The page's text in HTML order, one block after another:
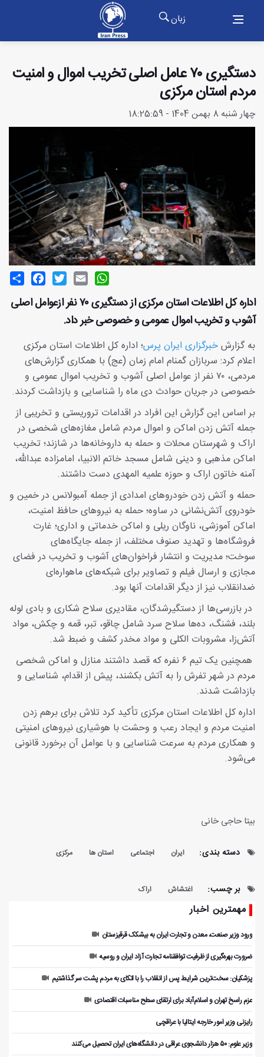
زبان
دستگیری ۷۰ عامل اصلی تخریب اموال و امنیت
مردم استان مرکزی
چهار شنبه 8 بهمن 1404 - 18:25:59
Share
FacebookTwitterEmail
WhatsApp
اداره کل اطلاعات استان مرکزی از دستگیری ۷۰ نفر ازعوامل اصلی
آشوب و تخریب اموال عمومی و خصوصی خبر داد.
به گزارشخبرگزاری ایران پرس؛ اداره کل اطلاعات استان مرکزی
اعلام کرد: سربازان گمنام امام زمان (عج) با همکاری گزارش‌های
مردمی، ۷۰ نفر از عوامل اصلی آشوب و تخریب اموال عمومی و
خصوصی در جریان حوادث دی ماه را شناسایی و بازداشت کردند.
بر اساس این گزارش این افراد در اقدامات تروریستی و تخریبی از
جمله آتش زدن اماکن و اموال مردم شامل مغازه‌های شخصی در
اراک و شهرستان محلات و حمله به داروخانه‌ها در شازند؛ تخریب
اماکن مذهبی و دینی شامل مسجد خاتم الانبیا، امامزاده عبدالله،
آمنه خاتون اراک و حوزه علمیه المهدی دست داشتند.
حمله و آتش زدن خودروهای امدادی از جمله آمبولانس در خمین و
خودروی آتش‌نشانی در ساوه؛ حمله به نیروهای حافظ امنیت،
اماکن آموزشی، ناوگان ریلی و اماکن خدماتی و اداری؛ غارت
فروشگاه‌ها و تهدید صنوف مختلف، از جمله جایگاه‌های
سوخت؛ مدیریت و انتشار فراخوان‌های آشوب و تخریب در فضای
مجازی و ارسال فیلم و تصاویر برای شبکه‌های ماهواره‌ای
ضدانقلاب نیز از دیگر اقدامات آنها بود.
در بازرسی‌ها از دستگیرشدگان، مقادیری سلاح شکاری و بادی لوله
بلند، فشنگ، ده‌ها سلاح سرد شامل چاقو، تبر، قمه و چکش، مواد
آتش‌زا، مشروبات الکلی و مواد مخدر کشف و ضبط شد.
همچنین یک تیم ۶ نفره که قصد داشتند منازل و اماکن شخصی
مردم در شهر تفرش را به آتش بکشند، پیش از اقدام، شناسایی و
بازداشت شدند.
اداره کل اطلاعات استان مرکزی تأکید کرد تلاش برای برهم زدن
امنیت مردم و ایجاد رعب و وحشت با هوشیاری نیروهای امنیتی
و همکاری مردم به سرعت شناسایی و با عوامل آن برخورد قانونی
می‌شود.
بیتا حاجی خانی
دسته بندی: ایران اجتماعی استان ها مرکزی
بر چسب: اغتشاش اراک
مهمترین اخبار
ورود وزیر صنعت، معدن و تجارت ایران به بیشکک قرقیزستان
ضرورت بهره‌گیری از ظرفیت توافقنامه تجارت آزاد ایران و روسیه
پزشکیان: سخت‌ترین شرایط پس از انقلاب را با اتکای به مردم پشت سر گذاشتیم
عزم راسخ تهران و اسلام‌آباد برای ارتقای سطح مناسبات اقتصادی
رایزنی وزیر امور خارجه ایتالیا با عراقچی
وزیر علوم: ۵۰ هزار دانشجوی عراقی در دانشگاه‌های ایران تحصیل می‌کنند